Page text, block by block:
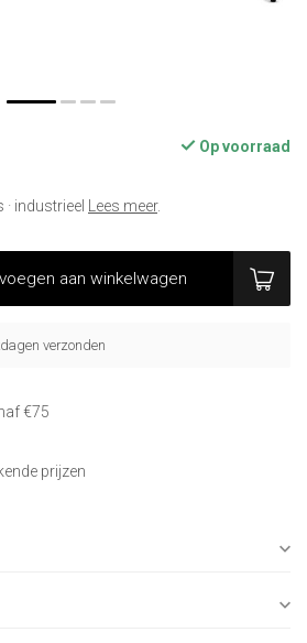
Op voorraad
industrieel Lees meer.
aan winkelwagen
verzonden
€75
prijzen